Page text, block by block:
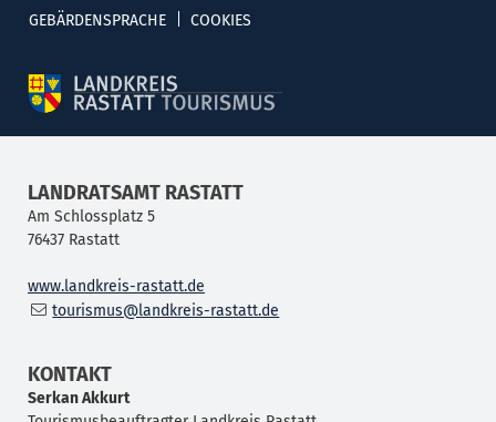
GEBÄRDENSPRACHE
COOKIES
LANDRATSAMT RASTATT
Am Schlossplatz 5
76437 Rastatt
www.landkreis-rastatt.de
tourismus@landkreis-rastatt.de
KONTAKT
SerkanAkkurt